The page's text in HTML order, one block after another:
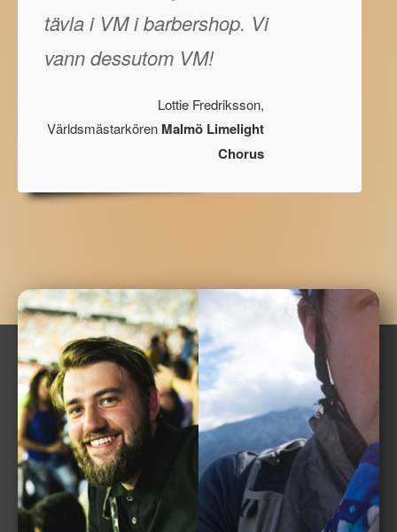
tävla i VM i barbershop. Vi
vann dessutom VM!
Lottie Fredriksson,
Världsmästarkören Malmö Limelight
Chorus